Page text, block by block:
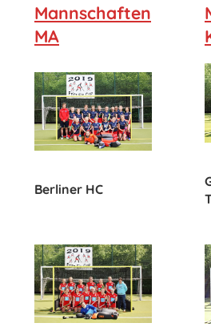
Mannschaften
MA
Berliner HC